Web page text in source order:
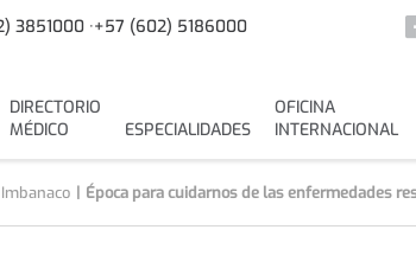
3851000 ·+57 (602) 5186000
DIRECTORIO
MÉDICO
ESPECIALIDADES
OFICINA
INTERNACIONAL
Época para cuidarnos de las enfermedades